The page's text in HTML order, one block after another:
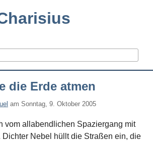
die Erde atmen
am Sonntag, 9. Oktober 2005
vom allabendlichen Spaziergang mit
Dichter Nebel hüllt die Straßen ein, die